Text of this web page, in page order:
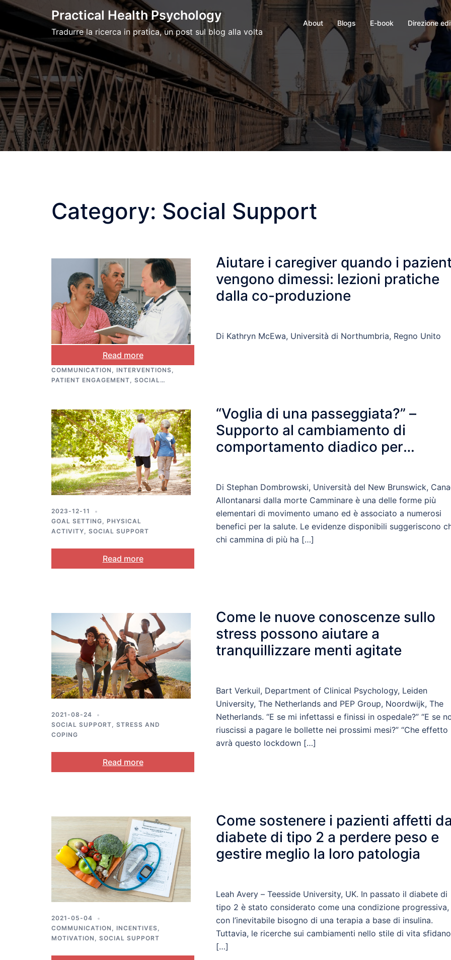
Skip
content
Practical Health Psychology
Tradurre la ricerca in pratica, un post sul blog alla volta
About Blogs E-book Direzione
Category: Social Support
COMMUNICATION , INTERVENTIONS,
PATIENT ENGAGEMENT, SOCIAL
Aiutare i caregiver quando i
vengono dimessi: lezioni pratiche
dalla co-produzione
Di Kathryn McEwa, Università di Northumbria, Regno Unito
Read more
2023-12-11
GOAL SETTING, PHYSICAL
ACTIVITY, SOCIAL SUPPORT
“Voglia di una passeggiata?” –
Supporto al cambiamento di
comportamento diadico per
Di Stephan Dombrowski, Università del New Brunswick,
Allontanarsi dalla morte Camminare è una delle forme più
elementari di movimento umano ed è associato a numerosi
benefici per la salute. Le evidenze disponibili suggeriscono
chi cammina di più ha […]
Read more
2021-08-24
SOCIAL SUPPORT, STRESS AND
COPING
Come le nuove conoscenze sullo
stress possono aiutare a
tranquillizzare menti agitate
Bart Verkuil, Department of Clinical Psychology, Leiden
University, The Netherlands and PEP Group, Noordwijk, The
Netherlands. “E se mi infettassi e finissi in ospedale?” “E se
riuscissi a pagare le bollette nei prossimi mesi?” “Che effetto
avrà questo lockdown […]
Read more
2021-05-04
COMMUNICATION , INCENTIVES,
MOTIVATION , SOCIAL SUPPORT
Come sostenere i pazienti affetti da
diabete di tipo 2 a perdere peso e
gestire meglio la loro patologia
Leah Avery – Teesside University, UK. In passato il diabete di
tipo 2 è stato considerato come una condizione progressiva,
con l’inevitabile bisogno di una terapia a base di insulina.
Tuttavia, le ricerche sui cambiamenti nello stile di vita sfidano
[…]